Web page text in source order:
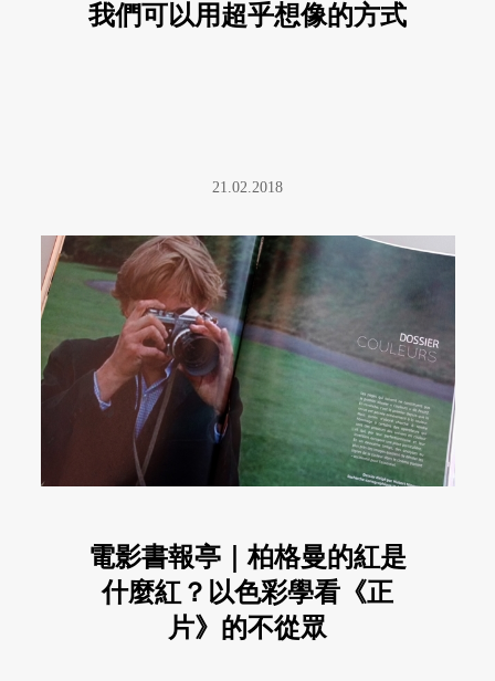
我們可以用超乎想像的方式
21.02.2018
電影書報亭｜柏格曼的紅是
什麼紅？以色彩學看《正
片》的不從眾